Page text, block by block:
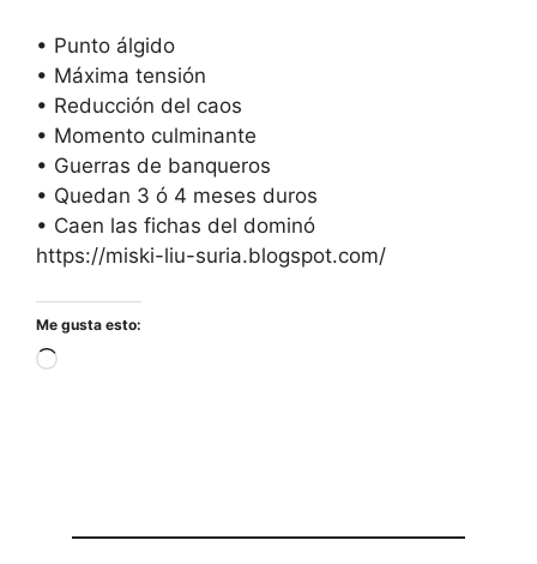
• Punto álgido
• Máxima tensión
• Reducción del caos
• Momento culminante
• Guerras de banqueros
• Quedan 3 ó 4 meses duros
• Caen las fichas del dominó
https://miski-liu-suria.blogspot.com/
Me gusta esto:
Cargando...